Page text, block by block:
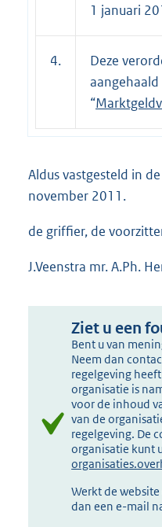
1 januari
4.
Deze
aangehaald
“
Aldus vastgesteld in
november 2011.
de griffier, de
J.Veenstra mr. A.Ph.
Ziet u een
Bent u van
Neem dan
regelgeving
organisatie is
voor de inhoud
van de
regelgeving. De
organisatie kunt
Werkt de
dan een e-mail